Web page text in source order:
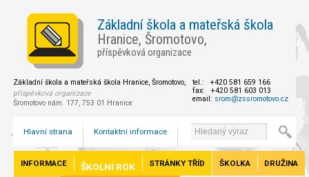
Základní škola a mateřská škola
Hranice, Šromotovo,
příspěvková organizace
Základní škola a mateřská škola Hranice, Šromotovo,
příspěvková organizace
Šromotovo nám. 177, 753 01 Hranice
tel.: +420 581 659 166
fax: +420 581 603 013
email: srom@zssromotovo.cz
Hlavní strana Kontaktní informace
INFORMACE ŠKOLNÍ ROK STRÁNKY TŘÍD ŠKOLKA DRUŽINA